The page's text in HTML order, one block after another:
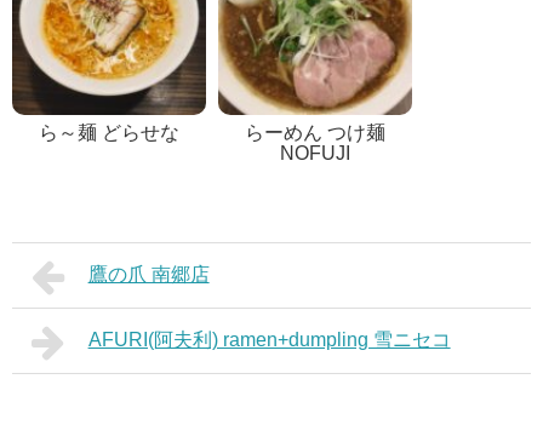
ら～麺 どらせな
らーめん つけ麺
NOFUJI
鷹の爪 南郷店
AFURI(阿夫利) ramen+dumpling 雪ニセコ